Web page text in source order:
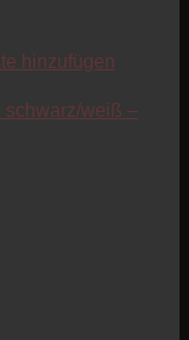
hinzufügen
schwarz/weiß –